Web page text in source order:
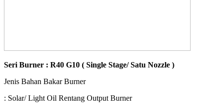
Seri Burner : R40 G10 ( Single Stage/ Satu Nozzle )
Jenis Bahan Bakar Burner
: Solar/ Light Oil Rentang Output Burner